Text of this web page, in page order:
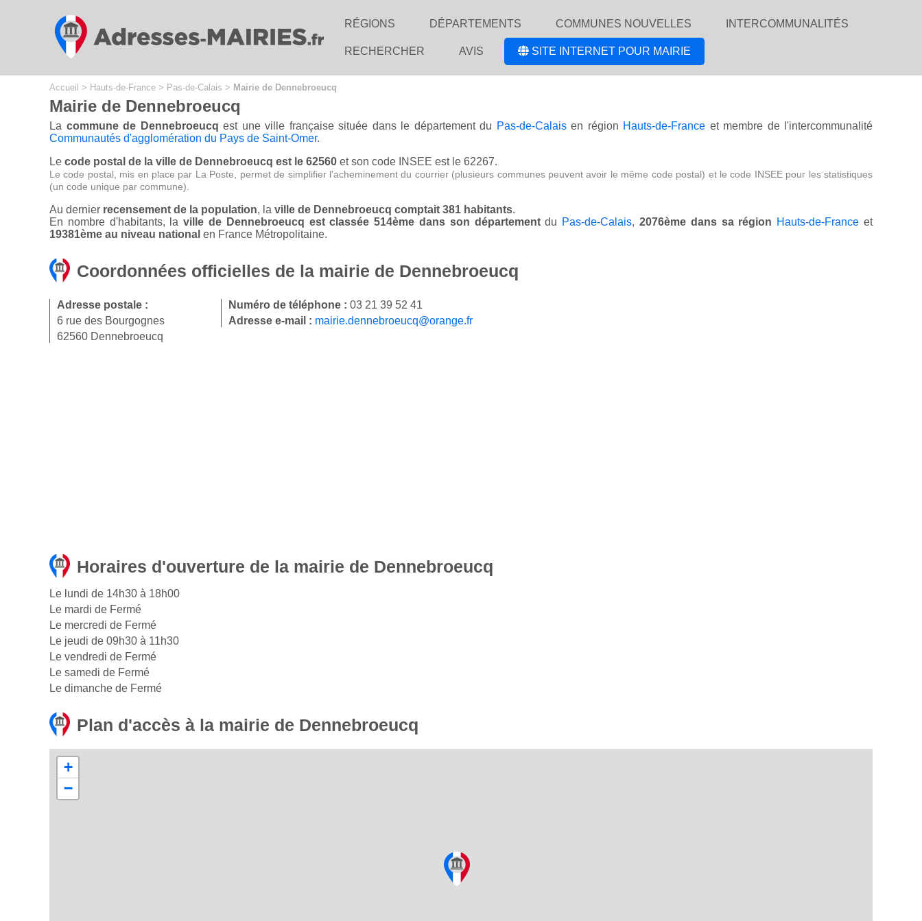
RÉGIONS DÉPARTEMENTS COMMUNES NOUVELLES INTERCOMMUNALITÉS
RECHERCHER AVIS SITE INTERNET POUR MAIRIE
Accueil > Hauts-de-France > Pas-de-Calais > Mairie de Dennebroeucq
Mairie de Dennebroeucq
La commune de Dennebroeucq est une ville française située dans le département du Pas-de-Calaisen région Hauts-de-France et membre de l'intercommunalité
Communautés d'agglomération du Pays de Saint-Omer.
Le code postal de la ville de Dennebroeucq est le 62560 et son code INSEE est le 62267.
Le code postal, mis en place par La Poste, permet de simplifier l'acheminement du courrier (plusieurs communes peuvent avoir le même code postal) et le code INSEE pour les statistiques
(un code unique par commune).
Au dernier recensement de la population, la ville de Dennebroeucq comptait 381 habitants.
En nombre d'habitants, laville de Dennebroeucq est classée 514ème dans son départementdu Pas-de-Calais,2076ème dans sa région Hauts-de-France et
19381ème au niveau national en France Métropolitaine.
Coordonnées officielles de la mairie de Dennebroeucq
Adresse postale :
6 rue des Bourgognes
62560 Dennebroeucq
Numéro de téléphone : 03 21 39 52 41
Adresse e-mail : mairie.dennebroeucq@orange.fr
Horaires d'ouverture de la mairie de Dennebroeucq
Le lundi de 14h30 à 18h00
Le mardi de Fermé
Le mercredi de Fermé
Le jeudi de 09h30 à 11h30
Le vendredi de Fermé
Le samedi de Fermé
Le dimanche de Fermé
Plan d'accès à la mairie de Dennebroeucq
+
−